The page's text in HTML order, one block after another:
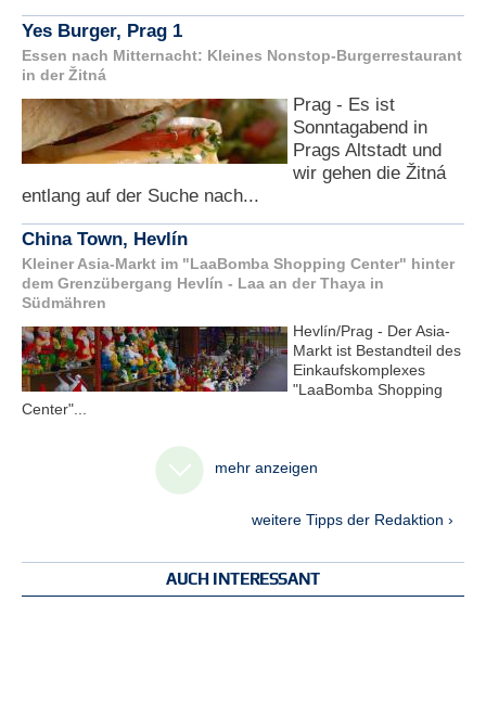
Yes Burger, Prag 1
Essen nach Mitternacht: Kleines Nonstop-Burgerrestaurant
in der Žitná
Prag - Es ist
Sonntagabend in
Prags Altstadt und
wir gehen die Žitná
entlang auf der Suche nach...
China Town, Hevlín
Kleiner Asia-Markt im "LaaBomba Shopping Center" hinter
dem Grenzübergang Hevlín - Laa an der Thaya in
Südmähren
Hevlín/Prag - Der Asia-
Markt ist Bestandteil des
Einkaufskomplexes
"LaaBomba Shopping
Center"...
mehr anzeigen
weitere Tipps der Redaktion ›
AUCH INTERESSANT